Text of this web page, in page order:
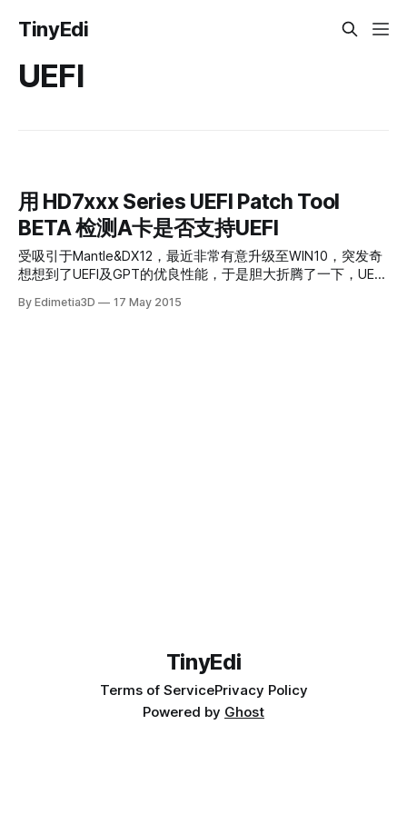
TinyEdi
UEFI
用 HD7xxx Series UEFI Patch Tool
BETA 检测A卡是否支持UEFI
受吸引于Mantle&DX12，最近非常有意升级至WIN10，突发奇
想想到了UEFI及GPT的优良性能，于是胆大折腾了一下，UEFI
http://tieba.baidu.com/p/3515968645 同时也解决了一个问
By Edimetia3D 17 May 2015
TinyEdi
Terms of ServicePrivacy Policy
Powered by Ghost